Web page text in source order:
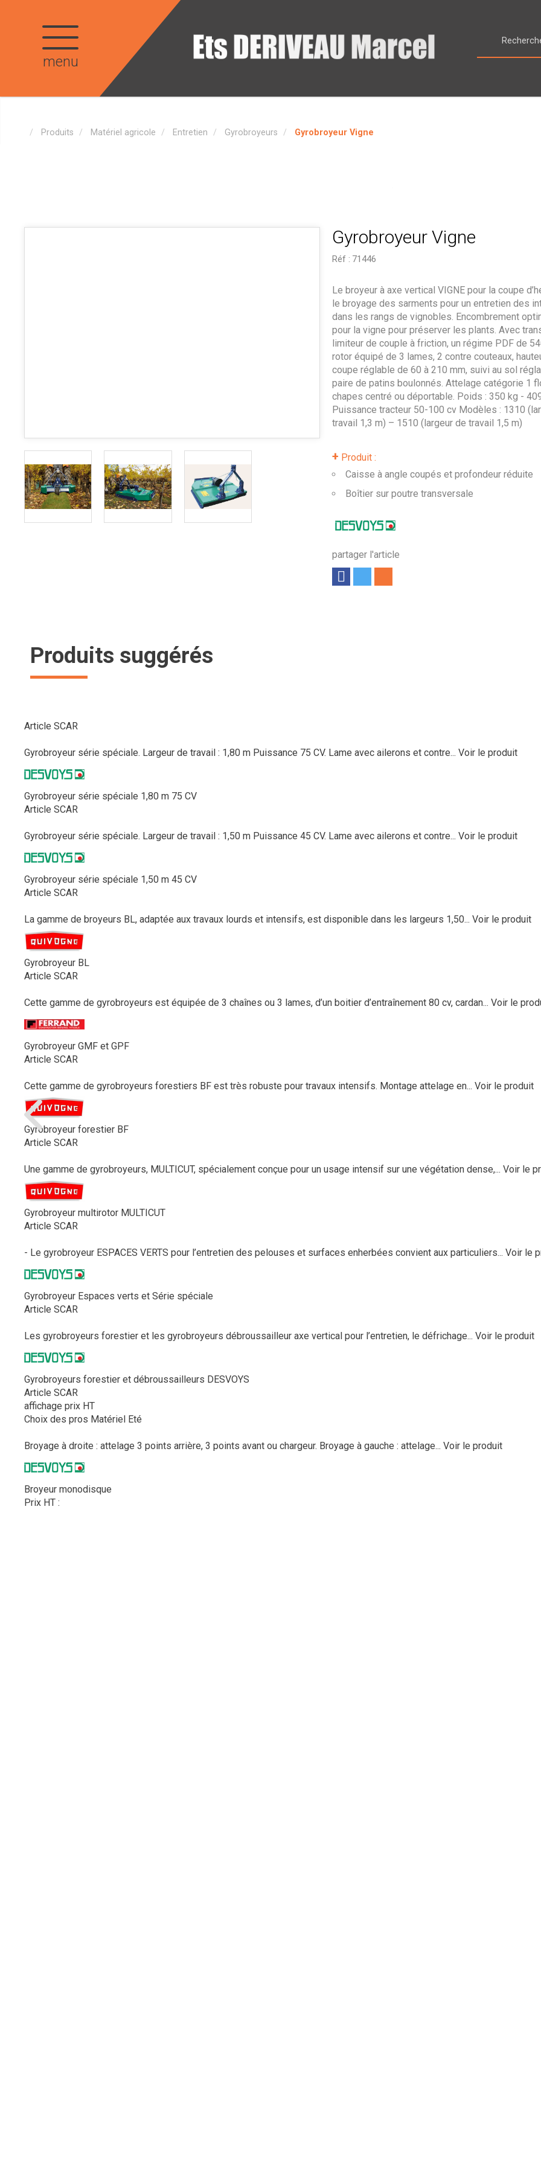
menu
Produits Matériel agricole Entretien Gyrobroyeurs Gyrobroyeur Vigne
Gyrobroyeur Vigne
Réf : 71446
+ Produit :
Caisse à angle coupés et profondeur réduite
Boîtier sur poutre transversale
partager l'article
Le broyeur à axe vertical VIGNE pour la coupe
le broyage des sarments pour un entretien des
dans les rangs de vignobles. Encombrement
pour la vigne pour préserver les plants. Avec
limiteur de couple à friction, un régime PDF de
rotor équipé de 3 lames, 2 contre couteaux,
coupe réglable de 60 à 210 mm, suivi au sol
paire de patins boulonnés. Attelage catégorie 1
chapes centré ou déportable. Poids : 350 kg -
Puissance tracteur 50-100 cv Modèles : 1310
travail 1,3 m) – 1510 (largeur de travail 1,5 m)
Produits suggérés
Article SCAR
Gyrobroyeur série spéciale. Largeur de travail : 1,80 m Puissance 75 CV. Lame avec ailerons et contre... Voir le produit
Gyrobroyeur série spéciale 1,80 m 75 CV
Article SCAR
Gyrobroyeur série spéciale. Largeur de travail : 1,50 m Puissance 45 CV. Lame avec ailerons et contre... Voir le produit
Gyrobroyeur série spéciale 1,50 m 45 CV
Article SCAR
La gamme de broyeurs BL, adaptée aux travaux lourds et intensifs, est disponible dans les largeurs 1,50... Voir le produit
Gyrobroyeur BL
Article SCAR
Cette gamme de gyrobroyeurs est équipée de 3 chaînes ou 3 lames, d’un boitier d’entraînement 80 cv, cardan... Voir le
Gyrobroyeur GMF et GPF
Article SCAR
Cette gamme de gyrobroyeurs forestiers BF est très robuste pour travaux intensifs. Montage attelage en... Voir le produit
Gyrobroyeur forestier BF
Article SCAR
Une gamme de gyrobroyeurs, MULTICUT, spécialement conçue pour un usage intensif sur une végétation dense,... Voir le
Gyrobroyeur multirotor MULTICUT
Article SCAR
- Le gyrobroyeur ESPACES VERTS pour l’entretien des pelouses et surfaces enherbées convient aux particuliers... Voir le
Gyrobroyeur Espaces verts et Série spéciale
Article SCAR
Les gyrobroyeurs forestier et les gyrobroyeurs débroussailleur axe vertical pour l’entretien, le défrichage... Voir le produit
Gyrobroyeurs forestier et débroussailleurs DESVOYS
Article SCAR
affichage prix HT
Choix des pros Matériel Eté
Broyage à droite : attelage 3 points arrière, 3 points avant ou chargeur. Broyage à gauche : attelage... Voir le produit
Broyeur monodisque
Prix HT :